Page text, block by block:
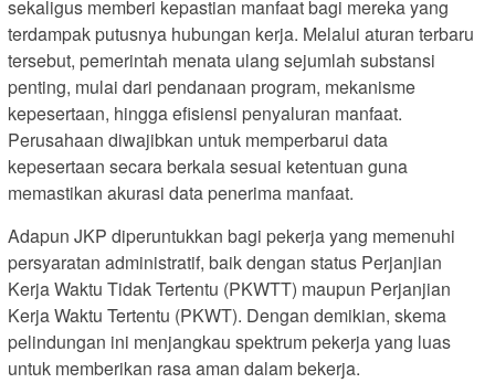
sekaligus memberi kepastian manfaat bagi mereka yang
terdampak putusnya hubungan kerja. Melalui aturan terbaru
tersebut, pemerintah menata ulang sejumlah substansi
penting, mulai dari pendanaan program, mekanisme
kepesertaan, hingga efisiensi penyaluran manfaat.
Perusahaan diwajibkan untuk memperbarui data
kepesertaan secara berkala sesuai ketentuan guna
memastikan akurasi data penerima manfaat.
Adapun JKP diperuntukkan bagi pekerja yang memenuhi
persyaratan administratif, baik dengan status Perjanjian
Kerja Waktu Tidak Tertentu (PKWTT) maupun Perjanjian
Kerja Waktu Tertentu (PKWT). Dengan demikian, skema
pelindungan ini menjangkau spektrum pekerja yang luas
untuk memberikan rasa aman dalam bekerja.